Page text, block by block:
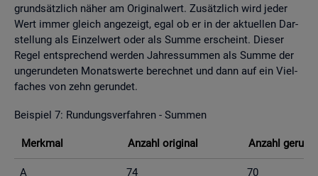
grund­sätz­lich näher am Ori­gi­nal­wert. Zu­sätz­lich wird jeder
Wert immer gleich an­ge­zeigt, egal ob er in der ak­tu­el­len Dar­
stel­lung als Ein­zel­wert oder als Summe er­scheint. Die­ser
Regel ent­spre­chend wer­den Jah­res­sum­men als Summe der
un­ge­run­de­ten Mo­nats­wer­te be­rech­net und dann auf ein Viel­
fa­ches von zehn ge­run­det.
Bei­spiel 7: Run­dungs­ver­fah­ren - Sum­men
Merk­mal An­zahl ori­gi­nal An­zahl
A 74 70